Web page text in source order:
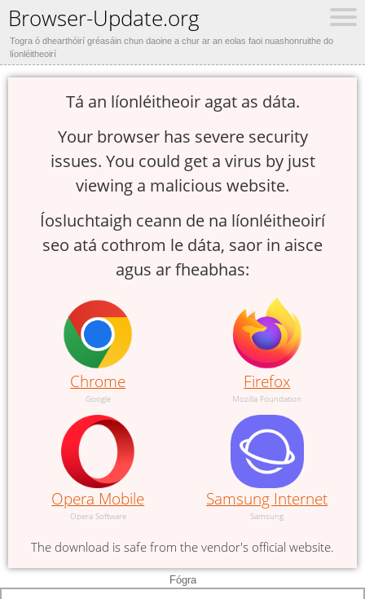
Browser-Update.org
Togra ó dhearthóirí gréasáin chun daoine a chur ar an eolas faoi nuashonruithe do
líonléitheoirí
Tá an líonléitheoir agat as dáta.
Your browser has severe security
issues. You could get a virus by just
viewing a malicious website.
Íosluchtaigh ceann de na líonléitheoirí
seo atá cothrom le dáta, saor in aisce
agus ar fheabhas:
Chrome
Google
Firefox
Mozilla Foundation
Opera Mobile
Opera Software
Samsung Internet
Samsung
The download is safe from the vendor's official website.
Fógra